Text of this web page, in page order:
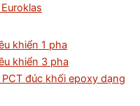
khiển 1 pha
khiển 3 pha
đúc khối epoxy dạng